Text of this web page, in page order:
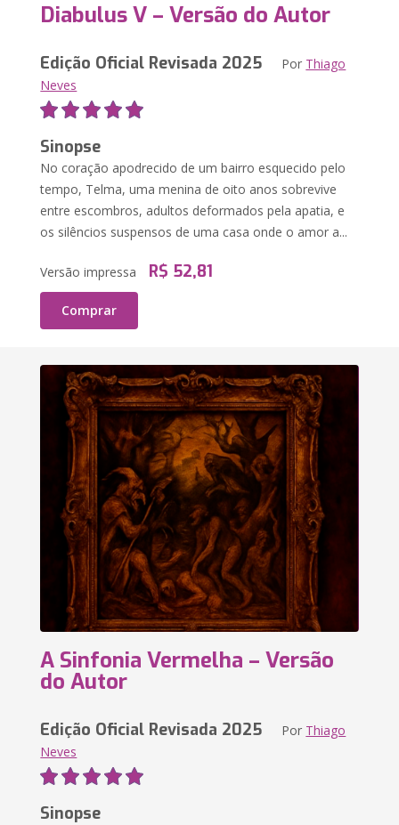
Diabulus V – Versão do Autor
Edição Oficial Revisada 2025 Por Thiago
Neves
Sinopse
No coração apodrecido de um bairro esquecido pelo
tempo, Telma, uma menina de oito anos sobrevive
entre escombros, adultos deformados pela apatia, e
os silêncios suspensos de uma casa onde o amor a...
Versão impressa R$ 52,81
Comprar
A Sinfonia Vermelha – Versão
do Autor
Edição Oficial Revisada 2025 Por Thiago
Neves
Sinopse